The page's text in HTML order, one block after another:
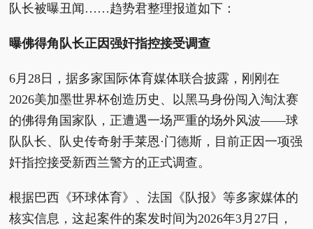
队长被曝丑闻……趋势君整理报道如下：
曝佛得角队长正因强奸指控接受调查
6月28日，据多家国际体育媒体联合披露，刚刚在
2026美加墨世界杯创造历史、以黑马身份闯入淘汰赛
的佛得角国家队，正遭遇一场严重的场外风波——球
队队长、队史传奇射手莱恩·门德斯，目前正因一项强
奸指控接受新西兰警方的正式调查。
根据巴西《环球体育》、法国《队报》等多家媒体的
核实信息，这起案件的案发时间为2026年3月27日，